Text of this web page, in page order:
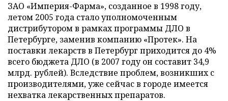
ЗАО «Империя-Фарма», созданное в 1998 году,
летом 2005 года стало уполномоченным
дистрибутором в рамках программы ДЛО в
Петербурге, заменив компанию «Протек». На
поставки лекарств в Петербург приходится до 4%
всего бюджета ДЛО (в 2007 году он составит 34,9
млрд. рублей). Вследствие проблем, возникших с
производителями, уже сейчас в городе имеется
нехватка лекарственных препаратов.